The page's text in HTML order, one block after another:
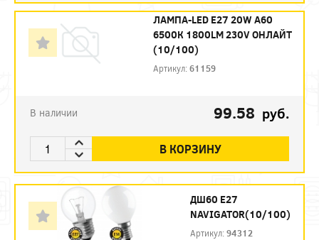
ЛАМПА-LED E27 20W A60
6500К 1800LM 230V ОНЛАЙТ
(10/100)
Артикул:61159
В наличии 99.58 руб.
В КОРЗИНУ
ДШ60 Е27
NAVIGATOR(10/100)
Артикул:94312